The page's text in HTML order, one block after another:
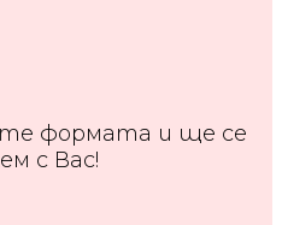
формата и ще се
с Вас!